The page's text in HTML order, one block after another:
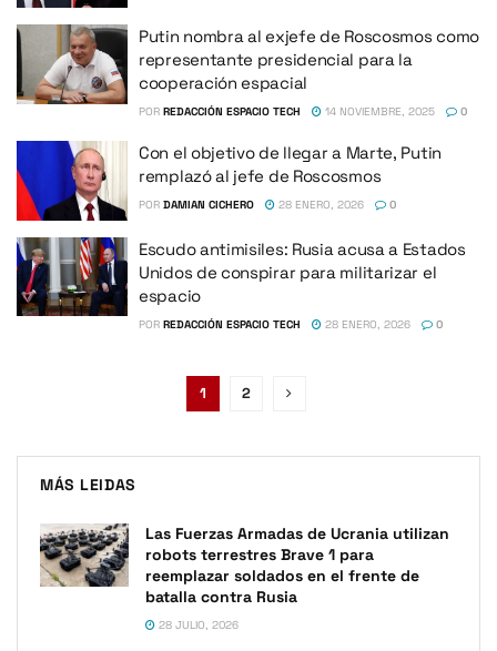
Putin nombra al exjefe de Roscosmos como
representante presidencial para la
cooperación espacial
POR REDACCIÓN ESPACIO TECH 14 NOVIEMBRE, 2025 0
Con el objetivo de llegar a Marte, Putin
remplazó al jefe de Roscosmos
POR DAMIAN CICHERO 28 ENERO, 2026 0
Escudo antimisiles: Rusia acusa a Estados
Unidos de conspirar para militarizar el
espacio
POR REDACCIÓN ESPACIO TECH 28 ENERO, 2026 0
1 2
MÁS LEIDAS
Las Fuerzas Armadas de Ucrania utilizan
robots terrestres Brave 1 para
reemplazar soldados en el frente de
batalla contra Rusia
28 JULIO, 2026